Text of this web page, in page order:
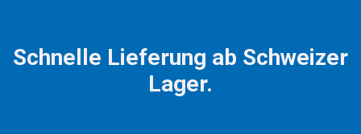
Schnelle Lieferung ab Schweizer
Lager.